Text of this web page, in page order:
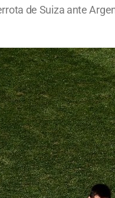
de Suiza ante